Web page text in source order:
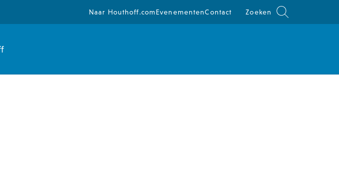
Naar Houthoff.comEvenementenContact Zoeken